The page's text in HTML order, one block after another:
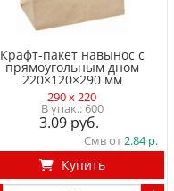
Крафт-пакет навынос с
прямоугольным дном
220×120×290 мм
290 x 220
600
3.09
Смв от2.84
Купить